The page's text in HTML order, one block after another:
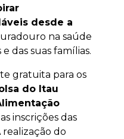
desde a
na saúde
das suas famílias.
gratuita para os
do Itau
inscrições das
realização do